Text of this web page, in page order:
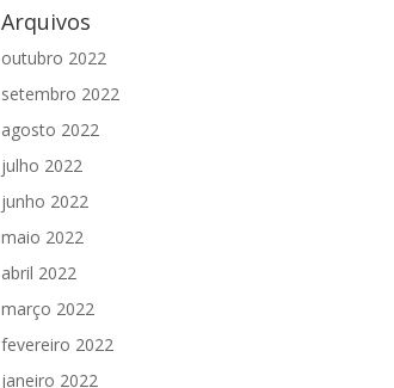
Arquivos
outubro 2022
setembro 2022
agosto 2022
julho 2022
junho 2022
maio 2022
abril 2022
março 2022
fevereiro 2022
janeiro 2022